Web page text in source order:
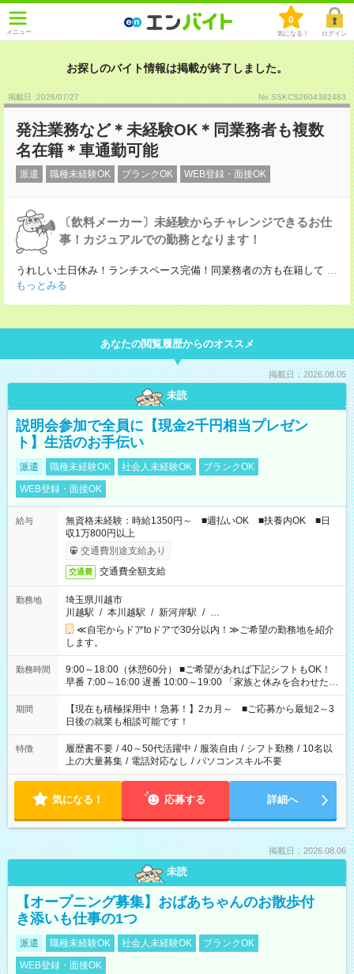
メニュー
0
気になる！ ログイン
お探しのバイト情報は掲載が終了しました。
掲載日 :2026/07/27 No.SSKCS2604382483
発注業務など＊未経験OK＊同業務者も複数
名在籍＊車通勤可能
派遣 職種未経験OK ブランクOK WEB登録・面接OK
〔飲料メーカー〕未経験からチャレンジできるお仕
事！カジュアルでの勤務となります！
うれしい土日休み！ランチスペース完備！同業務者の方も在籍して ...
もっとみる
あなたの閲覧履歴からのオススメ
掲載日：2026.08.05
未読
説明会参加で全員に【現金2千円相当プレゼン
ト】生活のお手伝い
派遣 職種未経験OK 社会人未経験OK
ブランクOK
WEB登録・面接OK
給与
無資格未経験：時給1350円～ ■週払いOK ■扶養内OK ■日
収1万800円以上
交通費別途支給あり
交通費 交通費全額支給
勤務地
埼玉県川越市
川越駅 / 本川越駅 / 新河岸駅 / …
≪自宅からドアtoドアで30分以内！≫ご希望の勤務地を紹介
します。
勤務時間
9:00～18:00（休憩60分） ■ご希望があれば下記シフトもOK！
早番 7:00～16:00 遅番 10:00～19:00 「家族と休みを合わせた
い」 「余裕を持って夕飯の準備がしたい」 「できれば残業はし
たくない」 など、ご希望を教えてくださいね。 ※Wワーク希望
の方へ 今ご覧のお仕事で希望する勤務時間と、もう1つのお仕事
の勤務時間。 合計で週40時間を超える場合は応募できません。
期間
【現在も積極採用中！急募！】2カ月～ ■ご応募から最短2～3
日後の就業も相談可能です！
特徴 履歴書不要 / 40～50代活躍中 / 服装自由 / シフト勤務 / 10名以
上の大量募集 / 電話対応なし / パソコンスキル不要
気になる！ 応募する 詳細へ
掲載日：2026.08.06
未読
【オープニング募集】おばあちゃんのお散歩付
き添いも仕事の1つ
派遣 職種未経験OK 社会人未経験OK
ブランクOK
WEB登録・面接OK